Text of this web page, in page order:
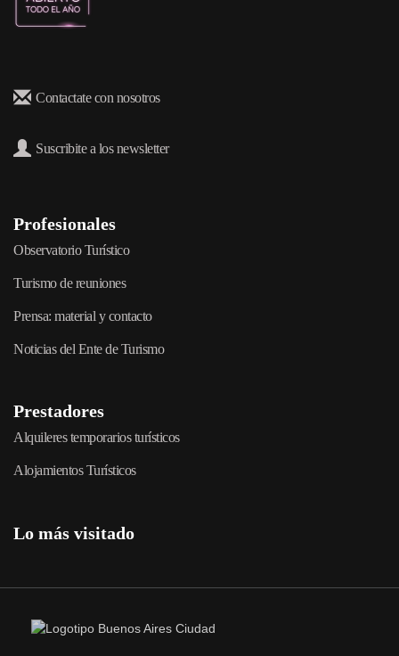
Contactate con nosotros
Suscribite a los newsletter
Profesionales
Observatorio Turístico
Turismo de reuniones
Prensa: material y contacto
Noticias del Ente de Turismo
Prestadores
Alquileres temporarios turísticos
Alojamientos Turísticos
Lo más visitado